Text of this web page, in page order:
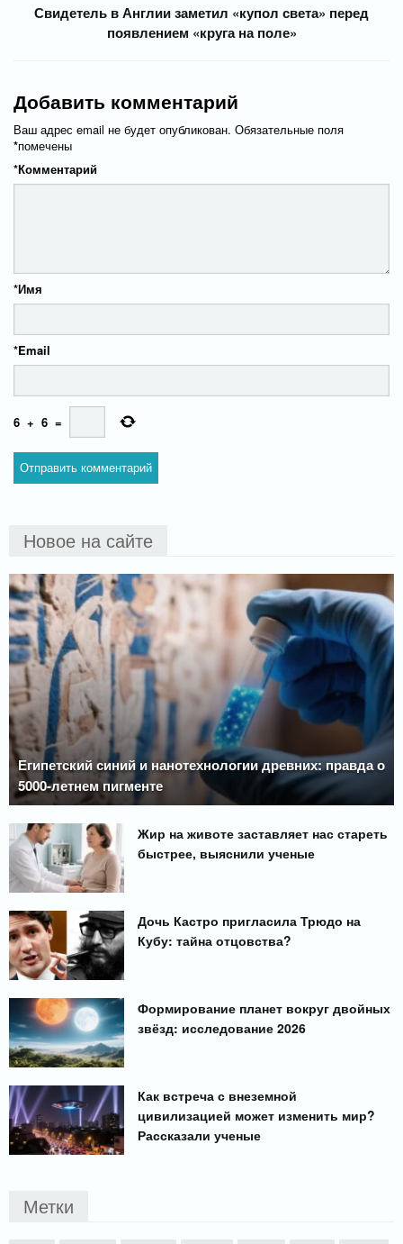
Свидетель в Англии заметил «купол света» перед
появлением «круга на поле»
Добавить комментарий
Ваш адрес email не будет опубликован. Обязательные поля
помечены
*
Комментарий
*
Имя
*
Email
*
6 + 6 =
Новое на сайте
Египетский синий и нанотехнологии древних: правда о
5000-летнем пигменте
Жир на животе заставляет нас стареть
быстрее, выяснили ученые
Дочь Кастро пригласила Трюдо на
Кубу: тайна отцовства?
Формирование планет вокруг двойных
звёзд: исследование 2026
Как встреча с внеземной
цивилизацией может изменить мир?
Рассказали ученые
Метки